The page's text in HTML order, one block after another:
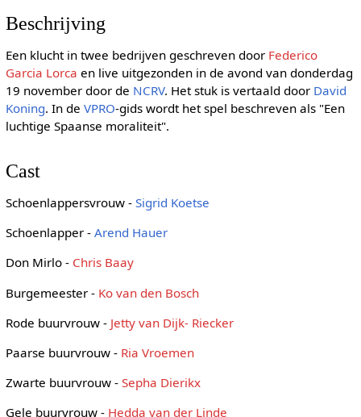
Beschrijving
Een klucht in twee bedrijven geschreven door Federico
Garcia Lorca en live uitgezonden in de avond van donderdag
19 november door de NCRV. Het stuk is vertaald door David
Koning. In de VPRO-gids wordt het spel beschreven als "Een
luchtige Spaanse moraliteit".
Cast
Schoenlappersvrouw - Sigrid Koetse
Schoenlapper - Arend Hauer
Don Mirlo - Chris Baay
Burgemeester - Ko van den Bosch
Rode buurvrouw - Jetty van Dijk- Riecker
Paarse buurvrouw - Ria Vroemen
Zwarte buurvrouw - Sepha Dierikx
Gele buurvrouw - Hedda van der Linde